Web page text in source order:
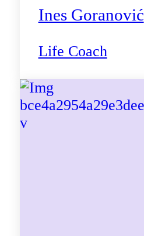
Ines Goranović
Life Coach